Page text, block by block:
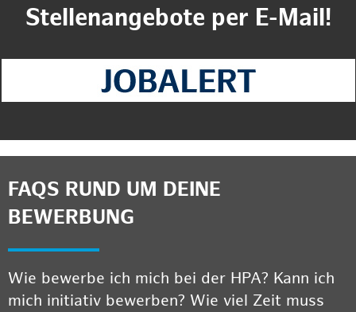
Stellenangebote per E-Mail!
FAQS RUND UM DEINE
BEWERBUNG
Wie bewerbe ich mich bei der HPA? Kann ich
mich initiativ bewerben? Wie viel Zeit muss